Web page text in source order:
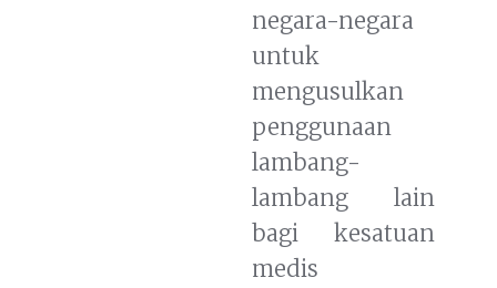
negara-negara
untuk
mengusulkan
penggunaan
lambang-
lambang lain
bagi kesatuan
medis